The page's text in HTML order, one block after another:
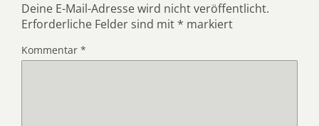
Deine E-Mail-Adresse wird nicht veröffentlicht.
Erforderliche Felder sind mit * markiert
Kommentar *